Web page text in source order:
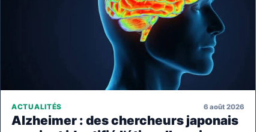
ACTUALITÉS 6 août 2026
Alzheimer : des chercheurs japonais